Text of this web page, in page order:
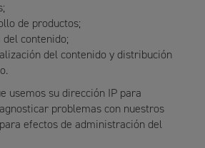
de productos;
contenido;
del contenido y distribución
usemos su dirección IP para
problemas con nuestros
efectos de administración del